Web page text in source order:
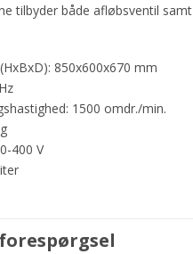
tilbyder både afløbsventil samt
850x600x670 mm
1500 omdr./min.
400 V